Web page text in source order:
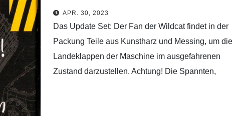
Eduard - 648817 - Brassin - 1/48
APR. 30, 2023
Das Update Set: Der Fan der Wildcat findet in der
Packung Teile aus Kunstharz und Messing, um die
Landeklappen der Maschine im ausgefahrenen
Zustand darzustellen. Achtung! Die Spannten,